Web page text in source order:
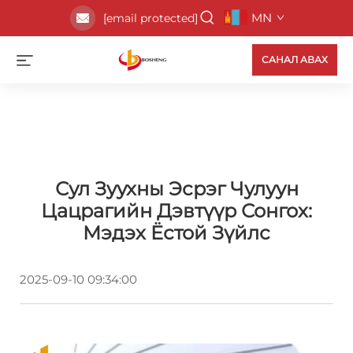
[email protected] MN
САНАЛ АВАХ
Сул Зуухны Эсрэг Чулуун
Цацрагийн Дэвтүүр Сонгох:
Мэдэх Ёстой Зүйлс
2025-09-10 09:34:00